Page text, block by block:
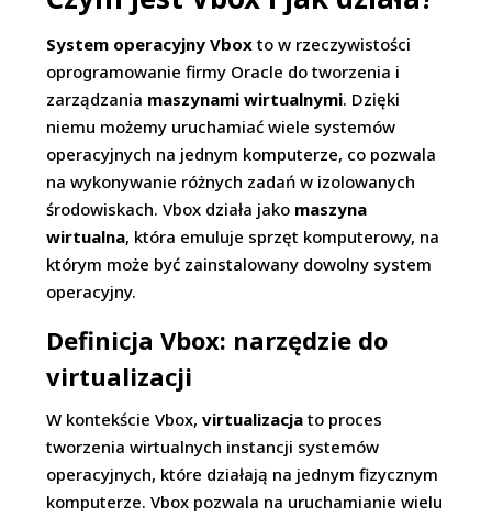
System operacyjny Vbox to w rzeczywistości
oprogramowanie firmy Oracle do tworzenia i
zarządzania maszynami wirtualnymi. Dzięki
niemu możemy uruchamiać wiele systemów
operacyjnych na jednym komputerze, co pozwala
na wykonywanie różnych zadań w izolowanych
środowiskach. Vbox działa jako maszyna
wirtualna, która emuluje sprzęt komputerowy, na
którym może być zainstalowany dowolny system
operacyjny.
Definicja Vbox: narzędzie do
virtualizacji
W kontekście Vbox,virtualizacja to proces
tworzenia wirtualnych instancji systemów
operacyjnych, które działają na jednym fizycznym
komputerze. Vbox pozwala na uruchamianie wielu